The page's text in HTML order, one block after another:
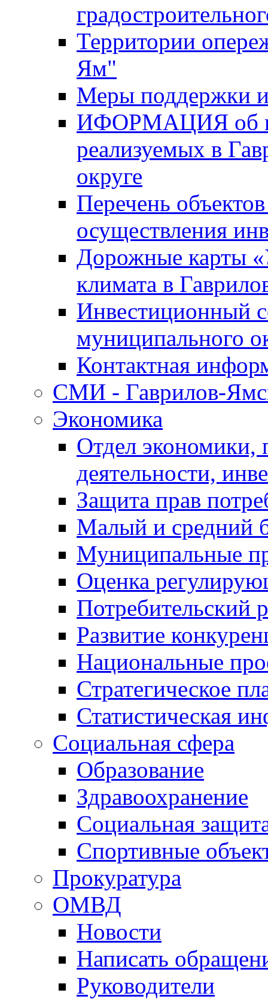
Территории
Ям"
Меры поддержки
ИФОРМАЦИЯ об
реализуемых в
округе
Перечень
осуществления
Дорожные карты
климата в
Инвестиционный
муниципального
Контактная
СМИ - Гаврилов-
Экономика
Отдел экономики,
деятельности,
Защита прав
Малый и средний
Муниципальные
Оценка
Потребительский
Развитие
Национальные
Стратегическое
Статистическая
Социальная сфера
Образование
Здравоохранение
Социальная
Спортивные
Прокуратура
ОМВД
Новости
Написать
Руководители